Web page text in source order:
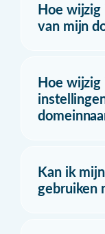
Hoe wijzig
van mijn
Hoe wijzig
Kan ik
gebruiken